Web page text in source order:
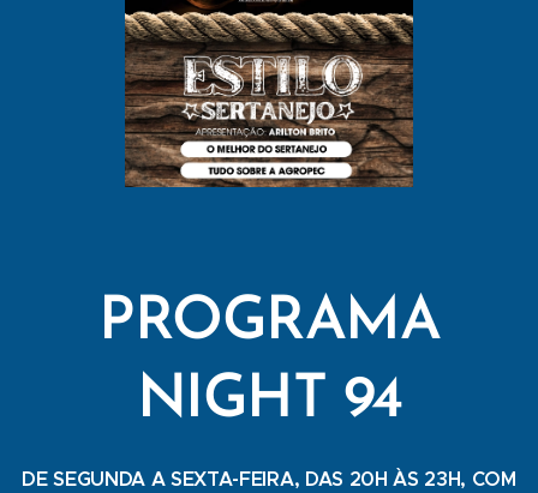
PROGRAMA
NIGHT 94
DE SEGUNDA A SEXTA-FEIRA, DAS 20H ÀS 23H, COM